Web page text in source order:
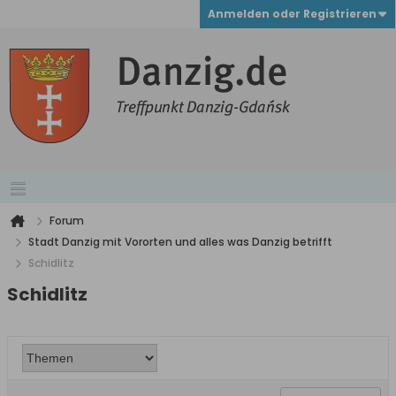
Anmelden oder Registrieren
Forum
Stadt Danzig mit Vororten und alles was Danzig betrifft
Schidlitz
Schidlitz